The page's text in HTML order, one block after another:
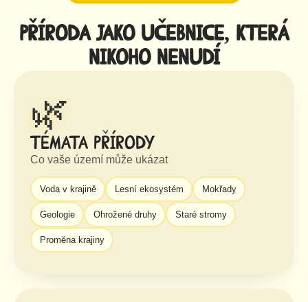
Příroda jako učebnice, která
nikoho nenudí
🌿
Témata přírody
Co vaše území může ukázat
Voda v krajině Lesní ekosystém Mokřady
Geologie Ohrožené druhy Staré stromy
Proměna krajiny